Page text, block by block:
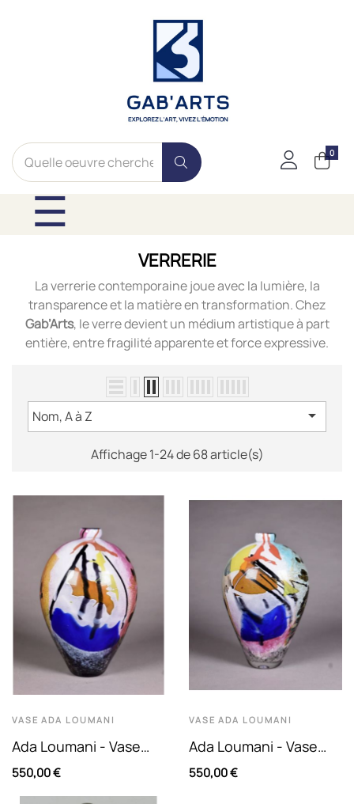
0
Basculer la
☰
VERRERIE
La verrerie contemporaine joue avec la lumière, la
transparence et la matière en transformation. Chez
Gab’Arts, le verre devient un médium artistique à part
entière, entre fragilité apparente et force expressive.
Nom, A à Z 
Affichage 1-24 de 68 article(s)
VASE ADA LOUMANI
Ada Loumani - Vase
Ovoïde En Verre
Multicouche À Décor
550,00 €
VASE ADA LOUMANI
Ada Loumani - Vase
Ovoïde En Verre
550,00 €